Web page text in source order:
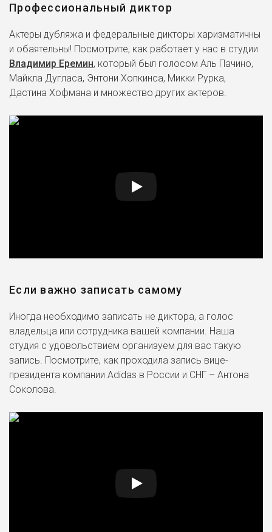
Профессиональный диктор
Актеры дубляжа и федеральные дикторы харизматичны
и обаятельны! Посмотрите, как работает у нас в студии
Владимир Еремин, который был голосом Аль Пачино,
Майкла Дугласа, Энтони Хопкинса, Микки Рурка,
Дастина Хофмана и множество других актеров.
Если важно записать самому
Иногда необходимо записать не диктора, а голос
владельца или сотрудника вашей компании. Наша
студия с удовольствием организуем для вас такую
запись. Посмотрите, как проходила запись вице-
президента компании Adidas в России и СНГ – Антона
Соколова.